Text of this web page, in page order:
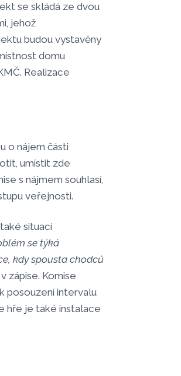
se skládá ze dvou
jehož
budou vystavěny
domu
Realizace
o nájem části
umístit zde
s nájmem souhlasí,
veřejnosti.
situací
se týká
kdy spousta chodců
zápise. Komise
posouzení intervalu
hře je také instalace